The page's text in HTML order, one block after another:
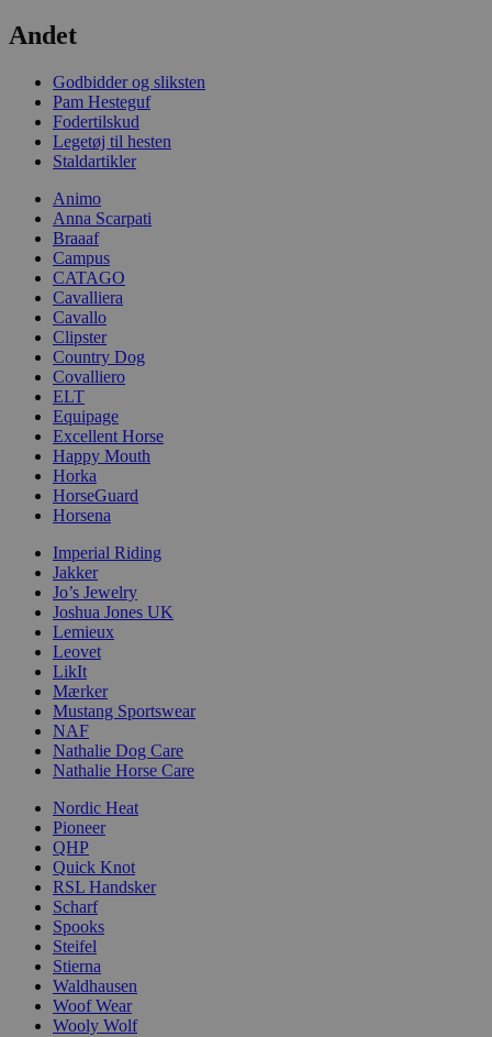
Andet
Godbidder og sliksten
Pam Hesteguf
Fodertilskud
Legetøj til hesten
Staldartikler
Animo
Anna Scarpati
Braaaf
Campus
CATAGO
Cavalliera
Cavallo
Clipster
Country Dog
Covalliero
ELT
Equipage
Excellent Horse
Happy Mouth
Horka
HorseGuard
Horsena
Imperial Riding
Jakker
Jo’s Jewelry
Joshua Jones UK
Lemieux
Leovet
LikIt
Mærker
Mustang Sportswear
NAF
Nathalie Dog Care
Nathalie Horse Care
Nordic Heat
Pioneer
QHP
Quick Knot
RSL Handsker
Scharf
Spooks
Steifel
Stierna
Waldhausen
Woof Wear
Wooly Wolf